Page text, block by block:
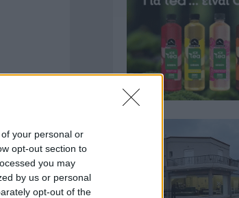
your personal or
opt-out section to
you may
by us or personal
opt-out of the